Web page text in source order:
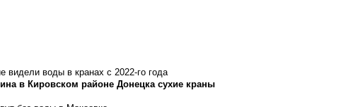
видели воды в кранах с 2022-го года
в Кировском районе Донецка сухие краны